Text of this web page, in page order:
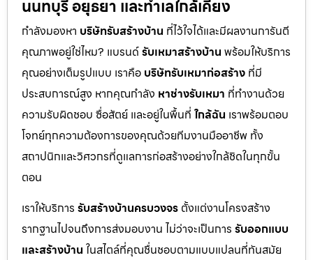
นนทบุรี อยุธยา และทำเลใกล้เคียง
กำลังมองหา บริษัทรับสร้างบ้าน ที่ไว้ใจได้และมีผลงานการันตี
คุณภาพอยู่ใช่ไหม? แบรนด์รับเหมาสร้างบ้าน พร้อมให้บริการ
คุณอย่างเต็มรูปแบบ เราคือ บริษัทรับเหมาก่อสร้าง ที่มี
ประสบการณ์สูง หากคุณกำลัง หาช่างรับเหมา ที่ทำงานด้วย
ความรับผิดชอบ ซื่อสัตย์ และอยู่ในพื้นที่ ใกล้ฉัน เราพร้อมตอบ
โจทย์ทุกความต้องการของคุณด้วยทีมงานมืออาชีพ ทั้ง
สถาปนิกและวิศวกรที่ดูแลการก่อสร้างอย่างใกล้ชิดในทุกขั้น
ตอน
เราให้บริการ รับสร้างบ้านครบวงจร ตั้งแต่งานโครงสร้าง
รากฐานไปจนถึงการส่งมอบงาน ไม่ว่าจะเป็นการ รับออกแบบ
และสร้างบ้าน ในสไตล์ที่คุณชื่นชอบตามแบบแปลนที่ทันสมัย